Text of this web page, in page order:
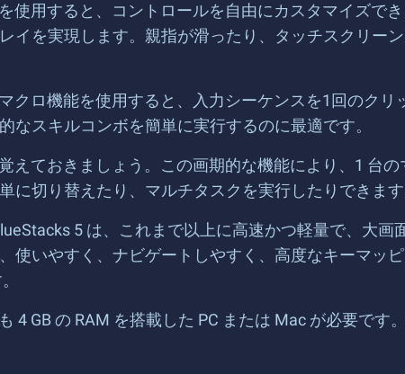
使用すると、コントロールを自由にカスタマイズで
イを実現します。親指が滑ったり、タッチスクリー
クロ機能を使用すると、入力シーケンスを1回のクリ
なスキルコンボを簡単に実行するのに最適です。
えておきましょう。この画期的な機能により、1 台
に切り替えたり、マルチタスクを実行したりできます
5 は、これまで以上に高速かつ軽量で、大
使いやすく、ナビゲートしやすく、高度なキーマッ
4 GB の RAM を搭載した PC または Mac が必要で